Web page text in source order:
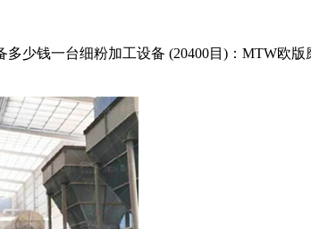
多少钱一台细粉加工设备 (20400目)：MTW欧